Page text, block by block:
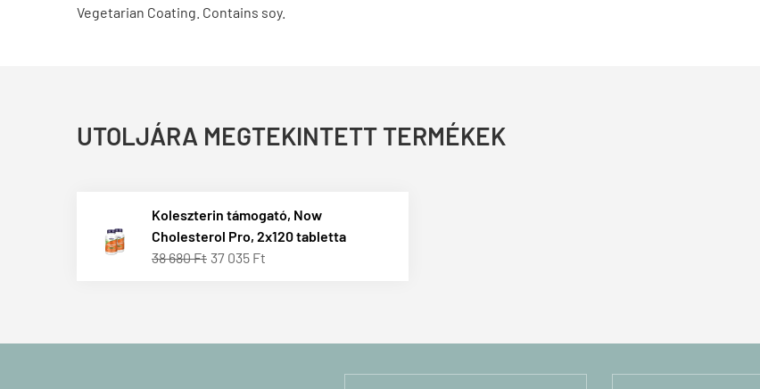
Vegetarian Coating. Contains soy.
UTOLJÁRA MEGTEKINTETT TERMÉKEK
Koleszterin támogató, Now
Cholesterol Pro, 2x120 tabletta
38 680 Ft 37 035 Ft